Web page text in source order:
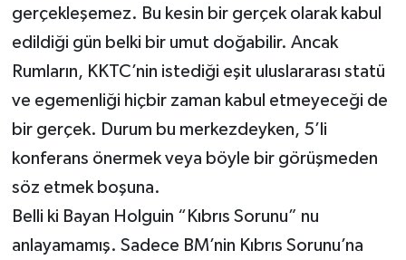
gerçekleşemez. Bu kesin bir gerçek olarak kabul
edildiği gün belki bir umut doğabilir. Ancak
Rumların, KKTC’nin istediği eşit uluslararası statü
ve egemenliği hiçbir zaman kabul etmeyeceği de
bir gerçek. Durum bu merkezdeyken, 5’li
konferans önermek veya böyle bir görüşmeden
söz etmek boşuna.
Belli ki Bayan Holguin “Kıbrıs Sorunu” nu
anlayamamış. Sadece BM’nin Kıbrıs Sorunu’na